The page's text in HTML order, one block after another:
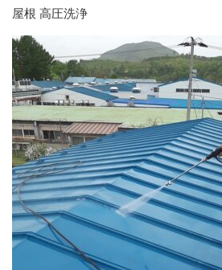
屋根 高圧洗浄